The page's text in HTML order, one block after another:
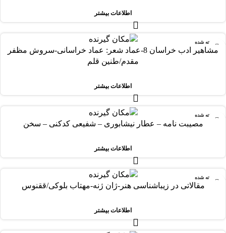
اطلاعات بیشتر
فروخته شده
مشاهیر ادب خراسان 8-عماد شعر: عماد خراسانی-سروش مظفر
مقدم/طنین قلم
اطلاعات بیشتر
فروخته شده
مصیبت نامه – عطار نیشابوری – شفیعی کدکنی – سخن
اطلاعات بیشتر
فروخته شده
مقالاتی در زیباشناسی هنر-ژان ژنه-مهتاب بلوکی/ققنوس
اطلاعات بیشتر